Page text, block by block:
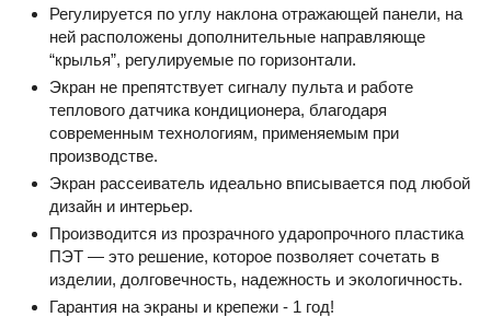
Регулируется по углу наклона отражающей панели, на
ней расположены дополнительные направляюще
“крылья”, регулируемые по горизонтали.
Экран не препятствует сигналу пульта и работе
теплового датчика кондиционера, благодаря
современным технологиям, применяемым при
производстве.
Экран рассеиватель идеально вписывается под любой
дизайн и интерьер.
Производится из прозрачного ударопрочного пластика
ПЭТ — это решение, которое позволяет сочетать в
изделии, долговечность, надежность и экологичность.
Гарантия на экраны и крепежи - 1 год!